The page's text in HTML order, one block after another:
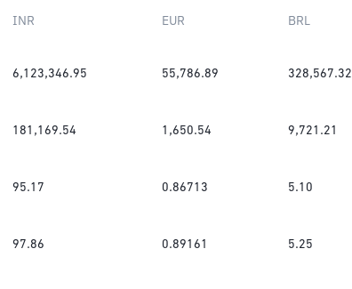
INR EUR BRL
6,123,346.95 55,786.89 328,567.32
181,169.54 1,650.54 9,721.21
95.17 0.86713 5.10
97.86 0.89161 5.25